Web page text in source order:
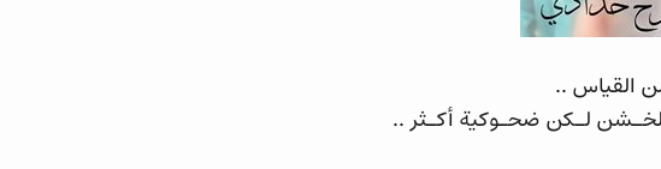
القياس ..
لـكن ضحـوكية أكـثر ..